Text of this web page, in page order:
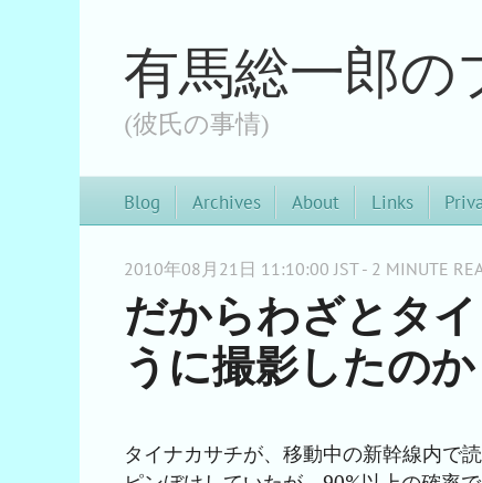
有馬総一郎の
(彼氏の事情)
Blog Archives About Links
2010年08月21日 11:10:00 JST - 2 MINUTE
だからわざとタ
うに撮影したのか
タイナカサチが、移動中の新幹線内で